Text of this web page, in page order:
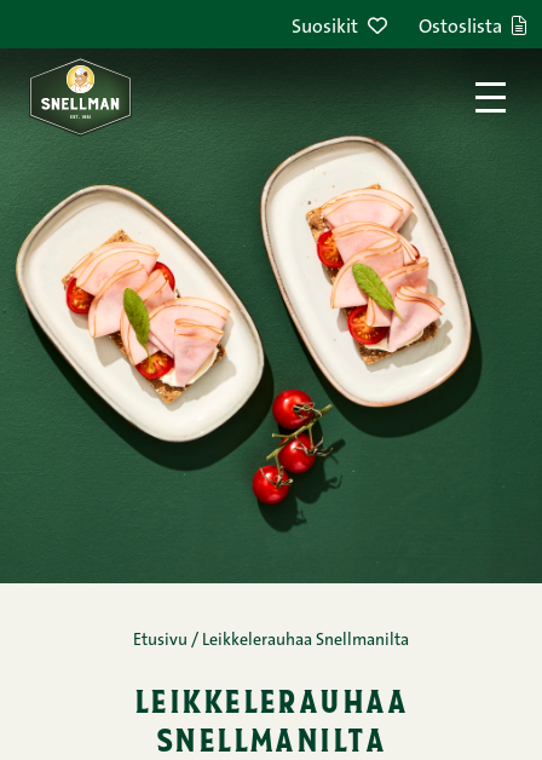
Suosikit Ostoslista
Etusivu / Leikkelerauhaa Snellmanilta
leikkelerauhaa
snellmanilta